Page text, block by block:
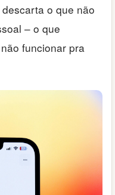
o que não
– o que
funcionar pra